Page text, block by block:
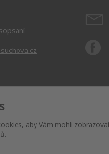
aby Vám mohli zobrazovat